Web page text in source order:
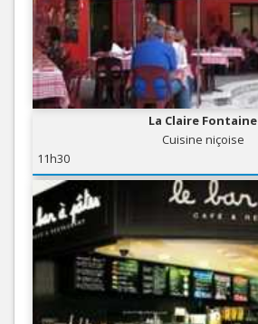
La Claire Fontaine
Cuisine niçoise
11h30